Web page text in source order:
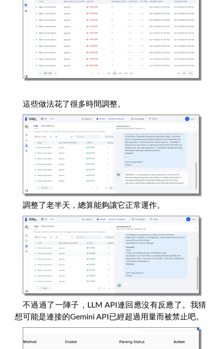
這些做法花了很多時間調整。
調整了老半天，總算能夠讓它正常運作。
不過過了一陣子，LLM API連回應沒有反應了。我猜
想可能是連接的Gemini API已經超過用量而被禁止吧。